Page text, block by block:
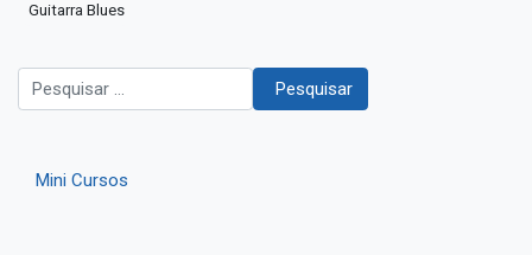
Guitarra Blues
Pesquisar Pesquisar
Mini Cursos